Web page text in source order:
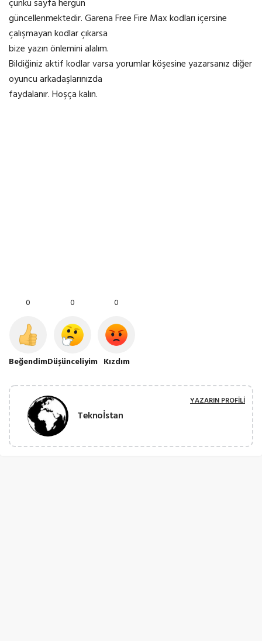
çünkü sayfa hergün
güncellenmektedir. Garena Free Fire Max kodları içersine
çalışmayan kodlar çıkarsa
bize yazın önlemini alalım.
Bildiğiniz aktif kodlar varsa yorumlar köşesine yazarsanız diğer
oyuncu arkadaşlarınızda
faydalanır. Hoşça kalın.
0
Beğendim
0
Düşünceliyim
0
Kızdım
Teknoİstan
YAZARIN PROFILI